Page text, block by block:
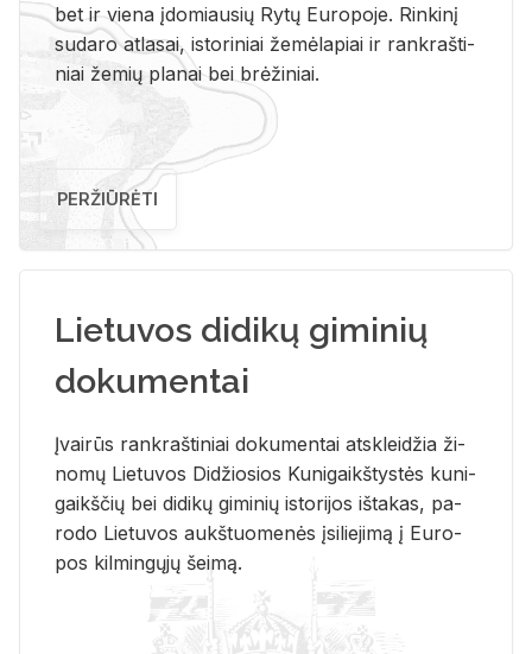
bet ir vie­na įdo­miau­sių Rytų Eu­ro­po­je. Rin­ki­nį
su­da­ro at­la­sai, is­to­ri­niai že­mė­la­piai ir rank­raš­ti­
niai že­mių pla­nai bei brė­ži­niai.
PERŽIŪRĖTI
Lietuvos didikų giminių
dokumentai
Įvai­rūs rank­raš­ti­niai do­ku­men­tai at­sklei­džia ži­
no­mų Lie­tu­vos Di­džio­sios Ku­ni­gaikš­tys­tės ku­ni­
gaikš­čių bei di­di­kų gi­mi­nių is­to­ri­jos iš­ta­kas, pa­
ro­do Lie­tu­vos aukš­tuo­me­nės įsi­lie­ji­mą į Eu­ro­
pos kil­min­gų­jų šei­mą.